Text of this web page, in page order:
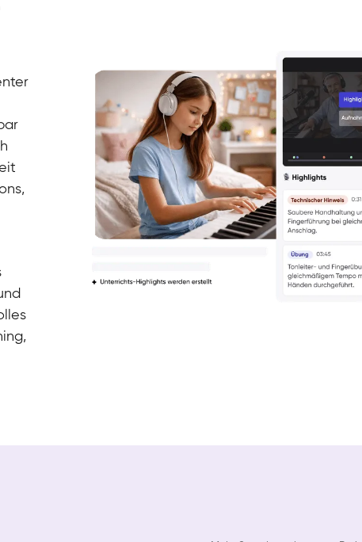
Klavier / Piano / Flügel
Klavier / Piano / Flügel
Klavier / Piano / Flügel
Klavier / Piano / Flügel
Klavier / Piano / Flügel
Klavier / Piano / Flügel